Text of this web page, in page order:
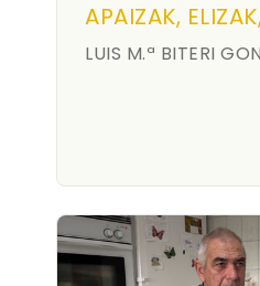
APAIZAK,
LUIS M.ª BITERI